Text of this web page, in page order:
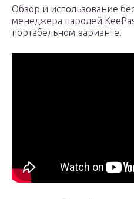
Обзор и использование
менеджера паролей
портабельном варианте.